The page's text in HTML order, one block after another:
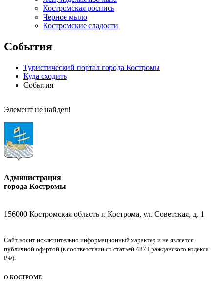
Костромская роспись
Черное мыло
Костромские сладости
События
Туристический портал города Костромы
Куда сходить
События
Элемент не найден!
Администрация
города Костромы
156000 Костромская область г. Кострома, ул. Советская, д. 1
Сайт носит исключительно информационный характер и не является
публичной офертой (в соответствии со статьей 437 Гражданского кодекса
РФ).
О КОСТРОМЕ